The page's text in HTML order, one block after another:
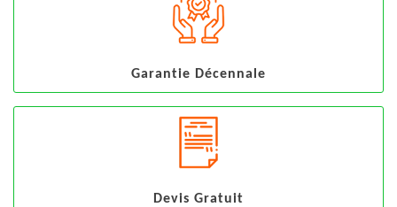
Garantie Décennale
Devis Gratuit